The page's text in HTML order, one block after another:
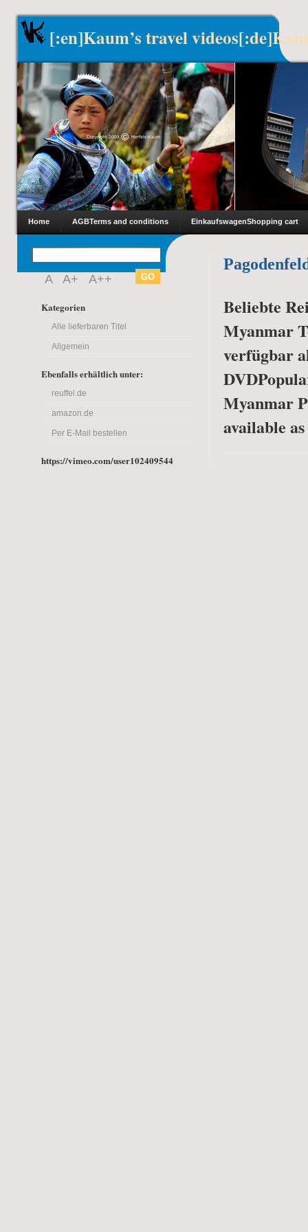
[:en]Kaum’s travel
Home AGBTerms and conditions EinkaufswagenShopping cart
A A+ A++
Kategorien
Alle lieferbaren Titel
Allgemein
Ebenfalls erhältlich unter:
reuffel.de
amazon.de
Per E-Mail bestellen
https://vimeo.com/user102409544
Beliebte
Myanmar
verfügbar
DVD
Myanmar
available